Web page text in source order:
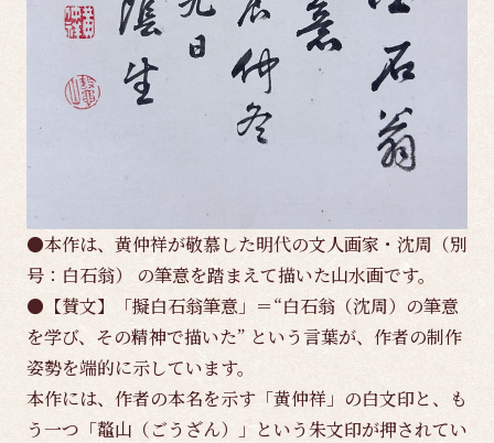
●本作は、黄仲祥が敬慕した明代の文人画家・沈周（別
号：白石翁） の筆意を踏まえて描いた山水画です。
●【賛文】「擬白石翁筆意」＝“白石翁（沈周）の筆意
を学び、その精神で描いた” という言葉が、作者の制作
姿勢を端的に示しています。
本作には、作者の本名を示す「黄仲祥」の白文印と、も
う一つ「鼇山（ごうざん）」という朱文印が押されてい